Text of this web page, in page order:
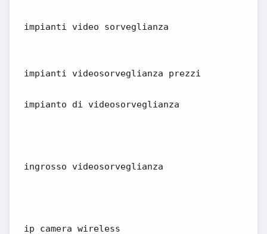
impianti video sorveglianza
impianti videosorveglianza prezzi
impianto di videosorveglianza
ingrosso videosorveglianza
ip camera wireless